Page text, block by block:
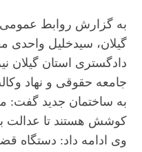
به گزارش روابط عمومی
گیلان، سیدخلیل واحدی
دادگستری استان گیلان
جامعه حقوقی و نهاد
به ساختمان جدید گفت:
کوشش هستند تا عدالت
وی ادامه داد: دستگاه